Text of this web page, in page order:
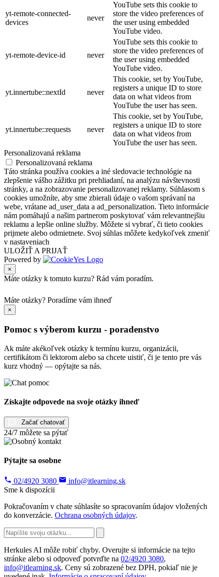
yt-remote-connected-
devices
never
YouTube sets this cookie to
store the video preferences of
the user using embedded
YouTube video.
yt-remote-device-id never
YouTube sets this cookie to
store the video preferences of
the user using embedded
YouTube video.
yt.innertube::nextId never
This cookie, set by YouTube,
registers a unique ID to store
data on what videos from
YouTube the user has seen.
yt.innertube::requests never
This cookie, set by YouTube,
registers a unique ID to store
data on what videos from
YouTube the user has seen.
Personalizovaná reklama
Personalizovaná reklama
Táto stránka používa cookies a iné sledovacie technológie na
zlepšenie vášho zážitku pri prehliadaní, na analýzu návštevnosti
stránky, a na zobrazovanie personalizovanej reklamy. Súhlasom s
cookies umožníte, aby sme zbierali údaje o vašom správaní na
webe, vrátane ad_user_data a ad_personalization. Tieto informácie
nám pomáhajú a našim partnerom poskytovať vám relevantnejšiu
reklamu a lepšie online služby. Môžete si vybrať, či tieto cookies
prijmete alebo odmietnete. Svoj súhlas môžete kedykoľvek zmeniť
v nastaveniach
ULOŽIŤ A PRIJAŤ
Powered by
×
Máte otázky k tomuto kurzu? Rád vám poradím.
Máte otázky? Poradíme vám ihneď
×
Pomoc s výberom kurzu - poradenstvo
Ak máte akékoľvek otázky k termínu kurzu, organizácii,
certifikátom či lektorom alebo sa chcete uistiť, či je tento pre vás
kurz vhodný — opýtajte sa nás.
Získajte odpovede na svoje otázky ihneď
Začať chatovať
24/7 môžete sa pýtať
Pýtajte sa osobne
02/4920 3080
info@itlearning.sk
Sme k dispozícii
Pokračovaním v chate súhlasíte so spracovaním údajov vložených
do konverzácie. Ochrana osobných údajov.
Herkules AI môže robiť chyby. Overujte si informácie na tejto
stránke alebo si odpoveď potvrďte na 02/4920 3080,
info@itlearning.sk. Ceny sú zobrazené bez DPH, pokiaľ nie je